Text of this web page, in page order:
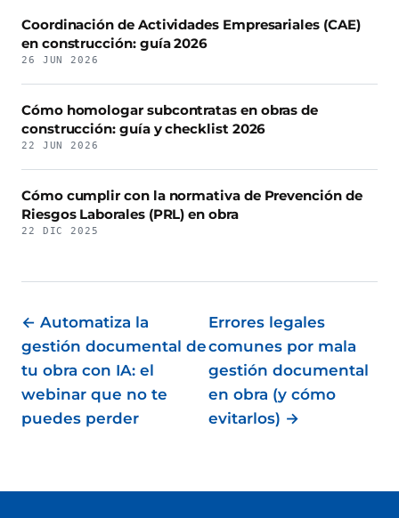
Coordinación de Actividades Empresariales (CAE)
en construcción: guía 2026
26 JUN 2026
Cómo homologar subcontratas en obras de
construcción: guía y checklist 2026
22 JUN 2026
Cómo cumplir con la normativa de Prevención de
Riesgos Laborales (PRL) en obra
22 DIC 2025
← Automatiza la
gestión documental de
tu obra con IA: el
webinar que no te
puedes perder
Errores legales
comunes por mala
gestión documental
en obra (y cómo
evitarlos) →